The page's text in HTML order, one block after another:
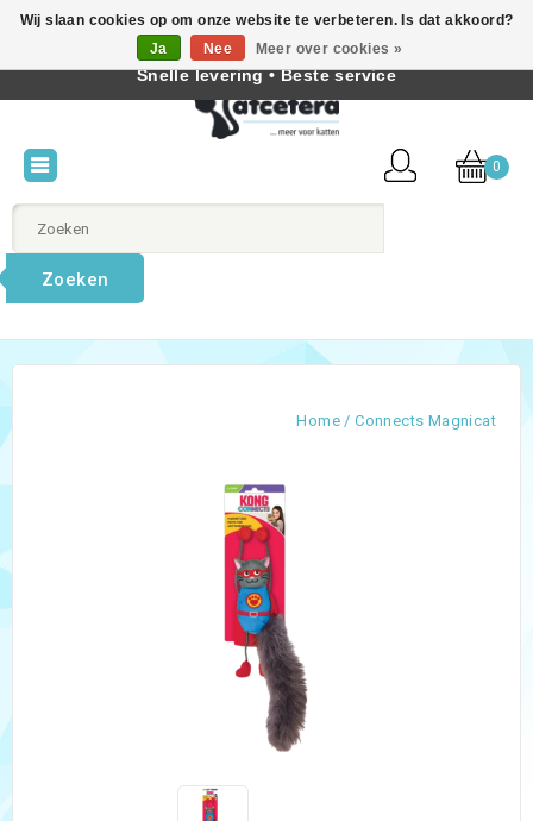
Nederlands
0
Zoeken
Home/Connects Magnicat
Wij slaan cookies op om onze website te verbeteren. Is dat akkoord?
Ja
Nee Meer over cookies »
Beste producten voor katten • Kennis van kattengedrag •
Snelle levering • Beste service